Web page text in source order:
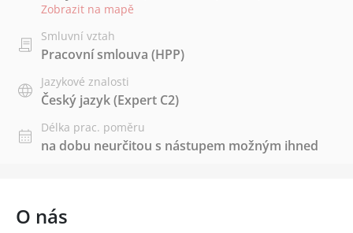
Zobrazit na mapě
Smluvní vztah
Pracovní smlouva (HPP)
Jazykové znalosti
Český jazyk(Expert C2)
Délka prac. poměru
na dobu neurčitou s nástupem možným ihned
O nás